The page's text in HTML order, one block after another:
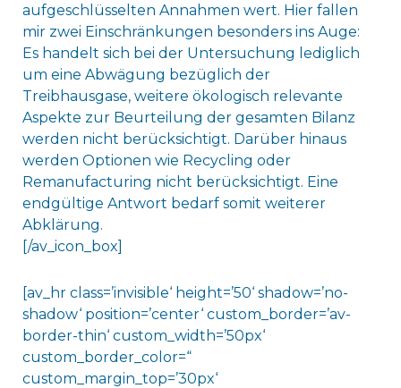
aufgeschlüsselten Annahmen wert. Hier fallen
mir zwei Einschränkungen besonders ins Auge:
Es handelt sich bei der Untersuchung lediglich
um eine Abwägung bezüglich der
Treibhausgase, weitere ökologisch relevante
Aspekte zur Beurteilung der gesamten Bilanz
werden nicht berücksichtigt. Darüber hinaus
werden Optionen wie Recycling oder
Remanufacturing nicht berücksichtigt. Eine
endgültige Antwort bedarf somit weiterer
Abklärung.
[/av_icon_box]
[av_hr class=’invisible‘ height=’50‘ shadow=’no-
shadow‘ position=’center‘ custom_border=’av-
border-thin‘ custom_width=’50px‘
custom_border_color=“
custom_margin_top=’30px‘